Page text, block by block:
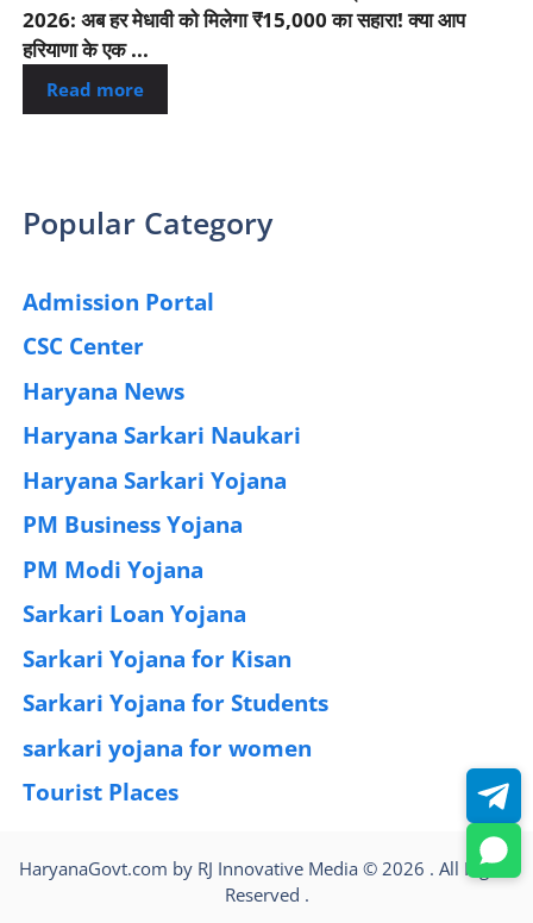
2026: अब हर मेधावी को मिलेगा ₹15,000 का सहारा! क्या आप
हरियाणा के एक ...
Read more
Popular Category
Admission Portal
CSC Center
Haryana News
Haryana Sarkari Naukari
Haryana Sarkari Yojana
PM Business Yojana
PM Modi Yojana
Sarkari Loan Yojana
Sarkari Yojana for Kisan
Sarkari Yojana for Students
sarkari yojana for women
Tourist Places
HaryanaGovt.com by RJ Innovative Media © 2026 . All Rights
Reserved .